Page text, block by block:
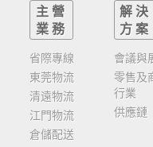
主營
業務
省際專線
東莞物流
清遠物流
江門物流
倉儲配送
解決
方案
會議與
零售及
行業
供應鏈